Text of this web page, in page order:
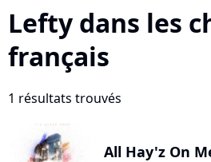
Lefty dans les
français
1 résultats trouvés
All Hay'z On